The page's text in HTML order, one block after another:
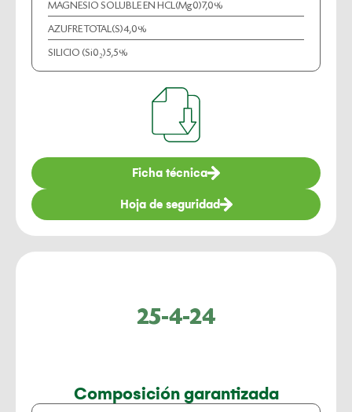
MAGNESIO SOLUBLE EN HCL(Mg0)7,0%
AZUFRE TOTAL(S)4,0%
SILICIO (Si0₂)5,5%
Ficha técnica
Hoja de seguridad
25-4-24
Composición garantizada